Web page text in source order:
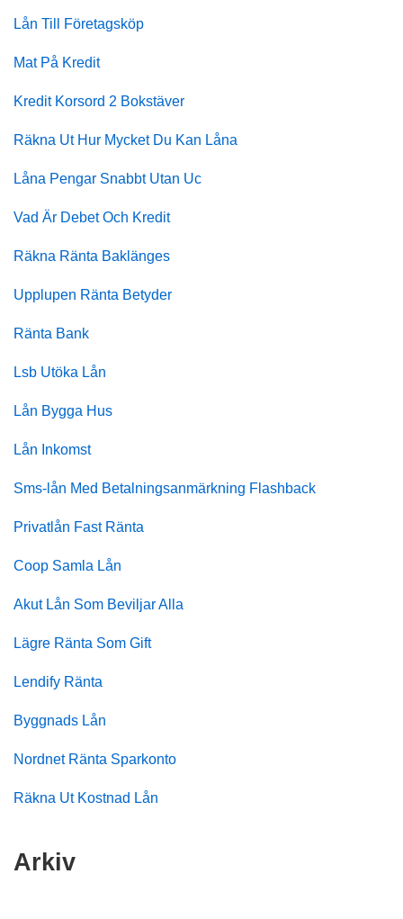
Lån Till Företagsköp
Mat På Kredit
Kredit Korsord 2 Bokstäver
Räkna Ut Hur Mycket Du Kan Låna
Låna Pengar Snabbt Utan Uc
Vad Är Debet Och Kredit
Räkna Ränta Baklänges
Upplupen Ränta Betyder
Ränta Bank
Lsb Utöka Lån
Lån Bygga Hus
Lån Inkomst
Sms-lån Med Betalningsanmärkning Flashback
Privatlån Fast Ränta
Coop Samla Lån
Akut Lån Som Beviljar Alla
Lägre Ränta Som Gift
Lendify Ränta
Byggnads Lån
Nordnet Ränta Sparkonto
Räkna Ut Kostnad Lån
Arkiv